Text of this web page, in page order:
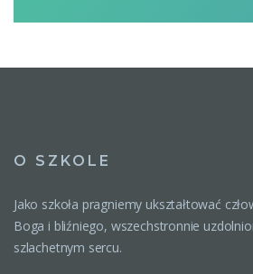
O SZKOLE
Jako szkoła pragniemy ukształtować
Boga i bliźniego, wszechstronnie
szlachetnym sercu.